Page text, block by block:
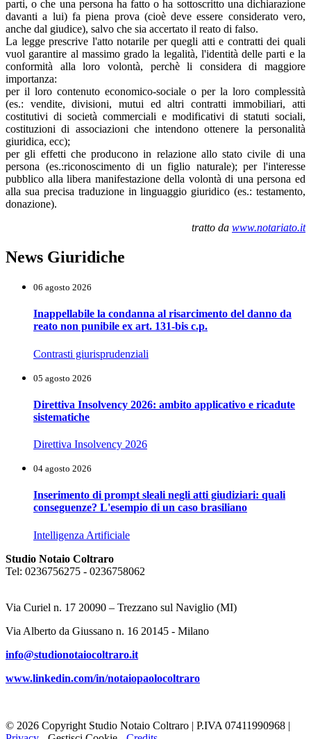
parti, o che una persona ha fatto o ha sottoscritto una dichiarazione
davanti a lui) fa piena prova (cioè deve essere considerato vero,
anche dal giudice), salvo che sia accertato il reato di falso.
La legge prescrive l'atto notarile per quegli atti e contratti dei quali
vuol garantire al massimo grado la legalità, l'identità delle parti e la
conformità alla loro volontà, perchè li considera di maggiore
importanza:
per il loro contenuto economico-sociale o per la loro complessità
(es.: vendite, divisioni, mutui ed altri contratti immobiliari, atti
costitutivi di società commerciali e modificativi di statuti sociali,
costituzioni di associazioni che intendono ottenere la personalità
giuridica, ecc);
per gli effetti che producono in relazione allo stato civile di una
persona (es.:riconoscimento di un figlio naturale); per l'interesse
pubblico alla libera manifestazione della volontà di una persona ed
alla sua precisa traduzione in linguaggio giuridico (es.: testamento,
donazione).
tratto da www.notariato.it
News Giuridiche
06 agosto 2026
Inappellabile la condanna al risarcimento del danno da
reato non punibile ex art. 131-bis c.p.
Contrasti giurisprudenziali
05 agosto 2026
Direttiva Insolvency 2026: ambito applicativo e ricadute
sistematiche
Direttiva Insolvency 2026
04 agosto 2026
Inserimento di prompt sleali negli atti giudiziari: quali
conseguenze? L'esempio di un caso brasiliano
Intelligenza Artificiale
Studio Notaio Coltraro
Tel: 0236756275 - 0236758062
Via Curiel n. 17 20090 – Trezzano sul Naviglio (MI)
Via Alberto da Giussano n. 16 20145 - Milano
info@studionotaiocoltraro.it
www.linkedin.com/in/notaiopaolocoltraro
© 2026 Copyright Studio Notaio Coltraro | P.IVA 07411990968 |